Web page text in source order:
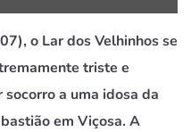
o Lar dos Velhinhos se
triste e
a uma idosa da
em Viçosa. A